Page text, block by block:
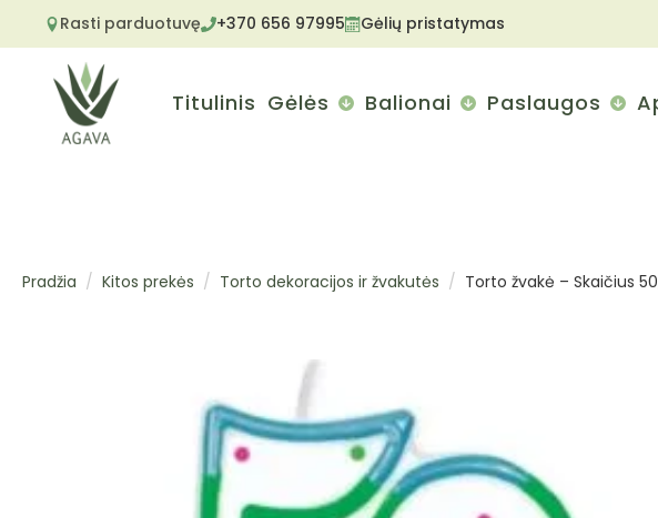
Rasti parduotuvę +370 656 97995 Gėlių pristatymas
Titulinis Gėlės Balionai Paslaugos
Pradžia Kitos prekės Torto dekoracijos ir žvakutės Torto žvakė – Skaičius